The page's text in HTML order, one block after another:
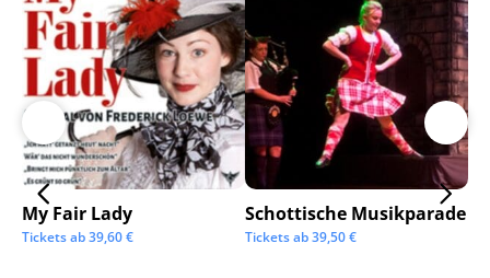
My Fair Lady
Tickets ab39,60€
Schottische Musikparade
Tickets ab39,50€